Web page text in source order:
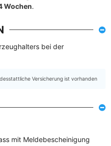
Wochen.
bei der
Versicherung ist vorhanden
mit Meldebescheinigung